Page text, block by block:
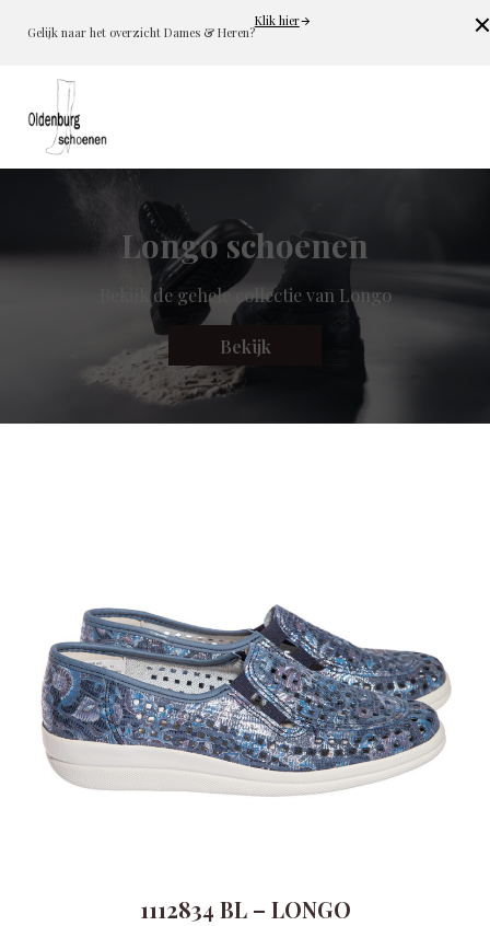
Gelijk naar het overzicht Dames & Heren?
Klik hier
Longo schoenen
Bekijk de gehele collectie van Longo
Bekijk
1112834 BL – LONGO